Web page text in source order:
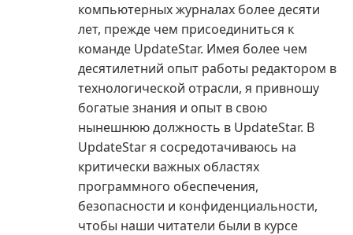
компьютерных журналах более десяти
лет, прежде чем присоединиться к
команде UpdateStar. Имея более чем
десятилетний опыт работы редактором в
технологической отрасли, я привношу
богатые знания и опыт в свою
нынешнюю должность в UpdateStar. В
UpdateStar я сосредотачиваюсь на
критически важных областях
программного обеспечения,
безопасности и конфиденциальности,
чтобы наши читатели были в курсе